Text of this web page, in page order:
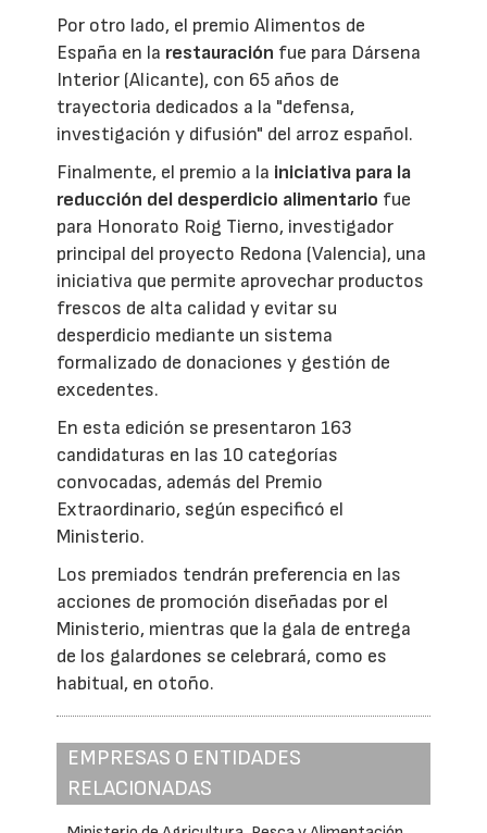
Por otro lado, el premio Alimentos de
España en la restauración fue para Dársena
Interior (Alicante), con 65 años de
trayectoria dedicados a la "defensa,
investigación y difusión" del arroz español.
Finalmente, el premio a la iniciativa para la
reducción del desperdicio alimentario fue
para Honorato Roig Tierno, investigador
principal del proyecto Redona (Valencia), una
iniciativa que permite aprovechar productos
frescos de alta calidad y evitar su
desperdicio mediante un sistema
formalizado de donaciones y gestión de
excedentes.
En esta edición se presentaron 163
candidaturas en las 10 categorías
convocadas, además del Premio
Extraordinario, según especificó el
Ministerio.
Los premiados tendrán preferencia en las
acciones de promoción diseñadas por el
Ministerio, mientras que la gala de entrega
de los galardones se celebrará, como es
habitual, en otoño.
EMPRESAS O ENTIDADES
RELACIONADAS